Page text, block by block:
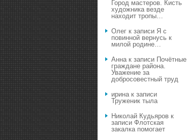
Город мастеров. Кисть
художника везде
находит тропы…
Олег к записи Я с
повинной вернусь к
милой родине…
Аннак записи Почётные
граждане района.
Уважение за
добросовестный труд
иринак записи
Труженик тыла
Николай Кудьяров к
записи Флотская
закалка помогает